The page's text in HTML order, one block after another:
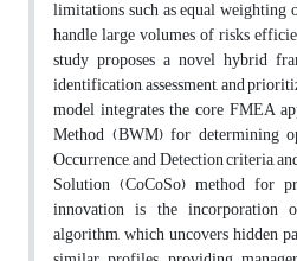
limitations such as equal
handle large volumes of risks
study proposes a novel hybrid
identification, assessment, and
model integrates the core FMEA
Method (BWM) for determining
Occurrence, and Detection criteria,
Solution (CoCoSo) method for
innovation is the incorporation
algorithm, which uncovers hidden